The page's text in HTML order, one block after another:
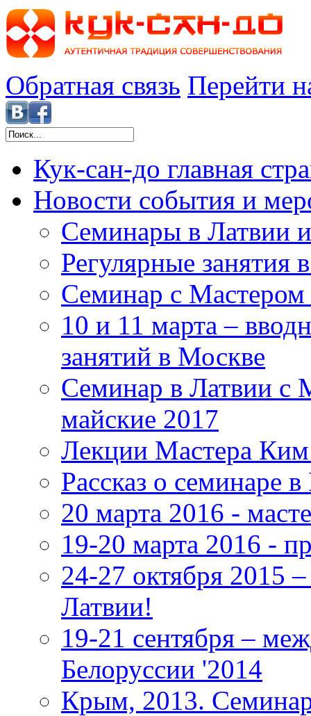
Обратная связь Перейти
Кук-сан-до главная
Новости события и
Семинары в Латвии
Регулярные занятия
Семинар с Мастером
10 и 11 марта –
занятий в Москве
Семинар в Латвии
майские 2017
Лекции Мастера
Рассказ о семинаре
20 марта 2016 -
19-20 марта 2016 -
24-27 октября 2015
Латвии!
19-21 сентября –
Белоруссии '2014
Крым, 2013.